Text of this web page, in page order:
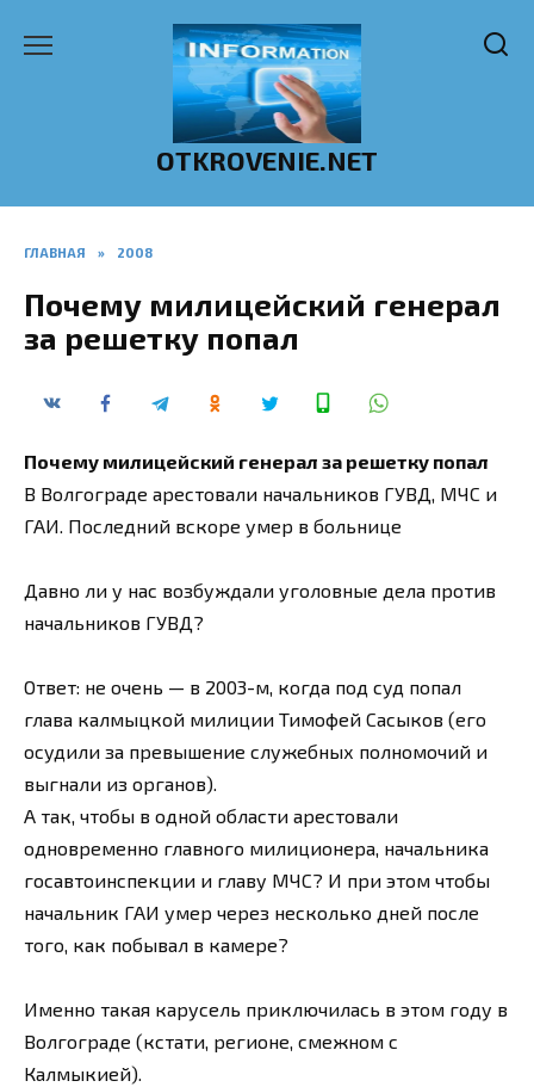
OTKROVENIE.NET
ГЛАВНАЯ » 2008
Почему милицейский генерал
за решетку попал
Почему милицейский генерал за решетку попал
В Волгограде арестовали начальников ГУВД, МЧС и
ГАИ. Последний вскоре умер в больнице
Давно ли у нас возбуждали уголовные дела против
начальников ГУВД?
Ответ: не очень — в 2003-м, когда под суд попал
глава калмыцкой милиции Тимофей Сасыков (его
осудили за превышение служебных полномочий и
выгнали из органов).
А так, чтобы в одной области арестовали
одновременно главного милиционера, начальника
госавтоинспекции и главу МЧС? И при этом чтобы
начальник ГАИ умер через несколько дней после
того, как побывал в камере?
Именно такая карусель приключилась в этом году в
Волгограде (кстати, регионе, смежном с
Калмыкией).